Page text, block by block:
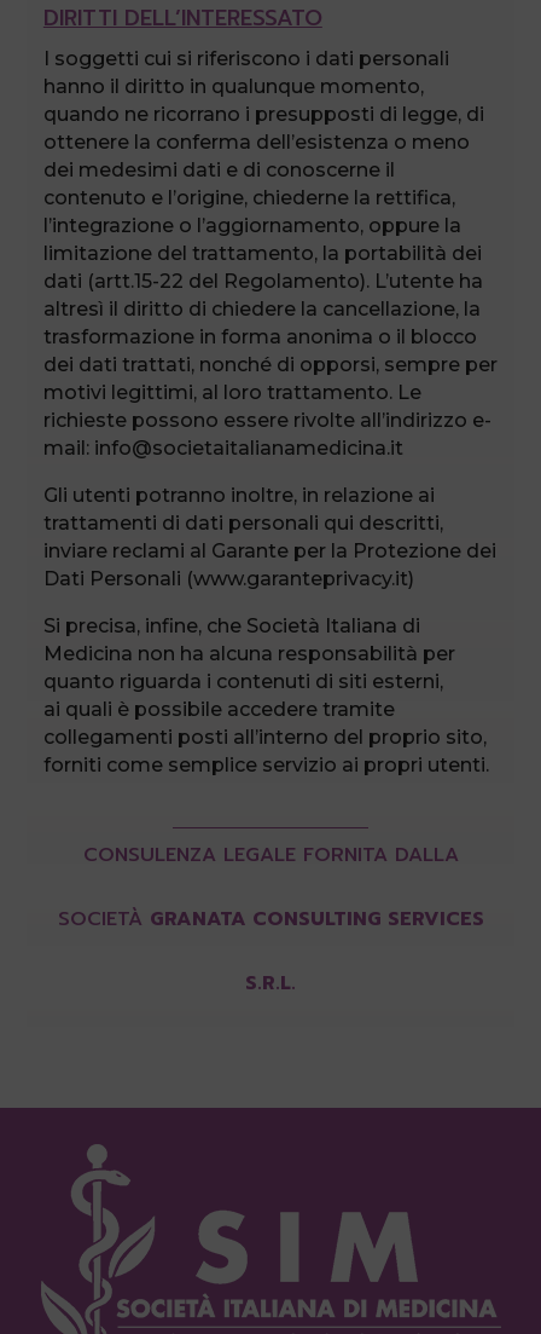
DIRITTI DELL’INTERESSATO
I soggetti cui si riferiscono i dati personali
hanno il diritto in qualunque momento,
quando ne ricorrano i presupposti di legge, di
ottenere la conferma dell’esistenza o meno
dei medesimi dati e di conoscerne il
contenuto e l’origine, chiederne la rettifica,
l’integrazione o l’aggiornamento, oppure la
limitazione del trattamento, la portabilità dei
dati (artt.15-22 del Regolamento). L’utente ha
altresì il diritto di chiedere la cancellazione, la
trasformazione in forma anonima o il blocco
dei dati trattati, nonché di opporsi, sempre per
motivi legittimi, al loro trattamento. Le
richieste possono essere rivolte all’indirizzo e-
mail: info@societaitalianamedicina.it
Gli utenti potranno inoltre, in relazione ai
trattamenti di dati personali qui descritti,
inviare reclami al Garante per la Protezione dei
Dati Personali (www.garanteprivacy.it)
Si precisa, infine, che Società Italiana di
Medicina non ha alcuna responsabilità per
quanto riguarda i contenuti di siti esterni,
ai quali è possibile accedere tramite
collegamenti posti all’interno del proprio sito,
forniti come semplice servizio ai propri utenti.
CONSULENZA LEGALE FORNITA DALLA
SOCIETÀ GRANATA CONSULTING SERVICES
S.R.L.